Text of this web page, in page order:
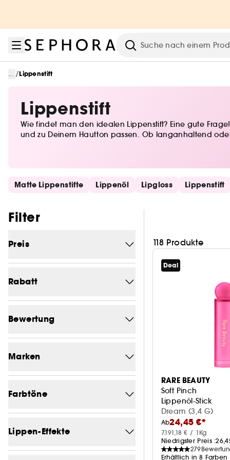
Suche
... /Lippenstift
Lippenstift
Wie findet man den idealen Lippenstift? Eine gute
und zu Deinem Hautton passen. Ob langanhaltend
Schnelllinks überspringen
Matte Lippenstifte Lippenöl Lipgloss Lippenstift
Filter
Preis
Rabatt
-4.7 2
-4.9 1
-5.3 2
-5.4 1
Bewertung
Marken
Farbtöne
Lippen-Effekte
118 Produkte
Deal
RARE BEAUTY
Soft Pinch
Lippenöl-Stick
Dream (3,4 G)
Ab24,45 €*
7.191,18 € / 1Kg
Niedrigster Preis :
279
Erhältlich in 8 Farben